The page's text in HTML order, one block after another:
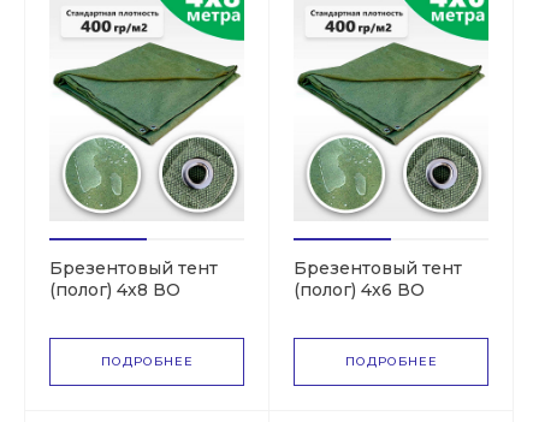
Брезентовый тент
(полог) 4х8 ВО
ПОДРОБНЕЕ
Брезентовый тент
(полог) 4х6 ВО
ПОДРОБНЕЕ